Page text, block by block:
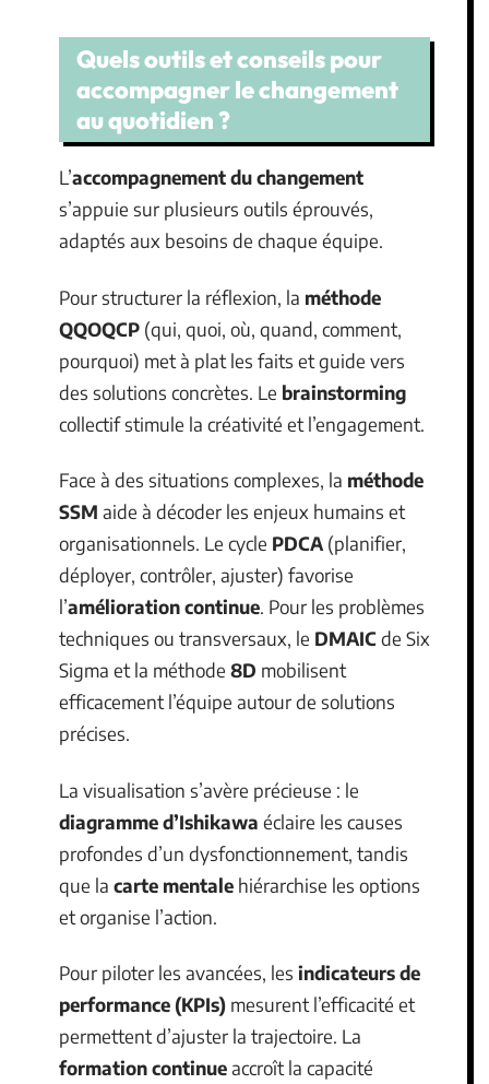
Quels outils et conseils pour
accompagner le changement
au quotidien ?
L’accompagnement du changement
s’appuie sur plusieurs outils éprouvés,
adaptés aux besoins de chaque équipe.
Pour structurer la réflexion, la méthode
QQOQCP (qui, quoi, où, quand, comment,
pourquoi) met à plat les faits et guide vers
des solutions concrètes. Le brainstorming
collectif stimule la créativité et l’engagement.
Face à des situations complexes, la méthode
SSM aide à décoder les enjeux humains et
organisationnels. Le cycle PDCA (planifier,
déployer, contrôler, ajuster) favorise
l’amélioration continue. Pour les problèmes
techniques ou transversaux, le DMAICde Six
Sigma et la méthode 8D mobilisent
efficacement l’équipe autour de solutions
précises.
La visualisation s’avère précieuse : le
diagramme d’Ishikawa éclaire les causes
profondes d’un dysfonctionnement, tandis
que la carte mentale hiérarchise les options
et organise l’action.
Pour piloter les avancées, les indicateurs de
performance (KPIs) mesurent l’efficacité et
permettent d’ajuster la trajectoire. La
formation continueaccroît la capacité